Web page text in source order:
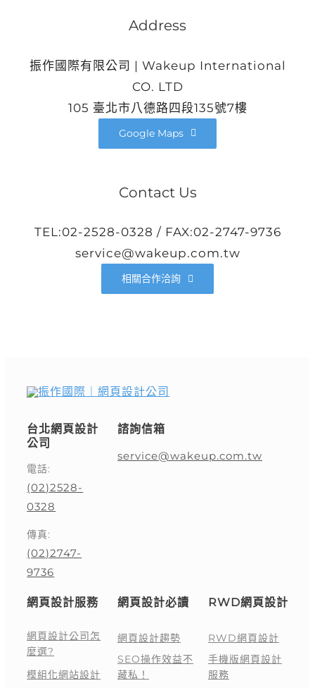
Address
振作國際有限公司 | Wakeup International
CO. LTD
105 臺北市八德路四段135號7樓
Google Maps
Contact Us
TEL:02-2528-0328 / FAX:02-2747-9736
service@wakeup.com.tw
相關合作洽詢
台北網頁設計
公司
電話:
(02)2528-
0328
傳真:
(02)2747-
9736
諮詢信箱
service@wakeup.com.tw
網頁設計服務
網頁設計公司怎
麼選?
模組化網站設計
網頁設計必讀
網頁設計趨勢
SEO操作效益不
藏私！
RWD網頁設計
RWD網頁設計
手機版網頁設計
服務